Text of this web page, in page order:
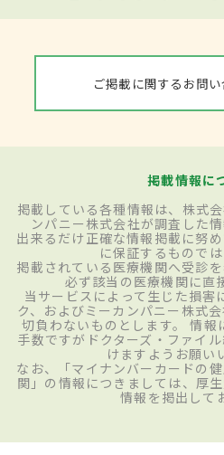
ご掲載に関するお問
掲載情報に
掲載している各種情報は、株式
ンパニー株式会社が調査した
出来るだけ正確な情報掲載に努
に保証するものでは
掲載されている医療機関へ受診
必ず該当の医療機関に直
当サービスによって生じた損害
ク、およびミーカンパニー株式
切負わないものとします。 情報
手数ですがドクターズ・ファイ
けますようお願い
なお、「マイナンバーカードの
関」の情報につきましては、厚
情報を掲出して